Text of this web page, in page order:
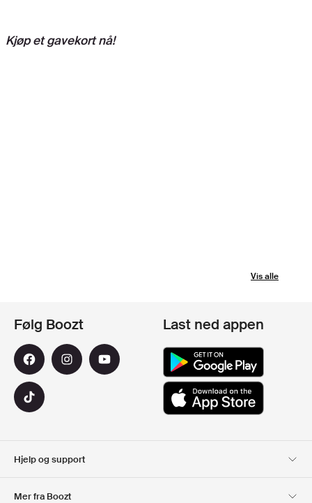
Kjøp et gavekort nå!
Vis alle
Hjelp og support
Mer fra Boozt
Følg Boozt Last ned appen